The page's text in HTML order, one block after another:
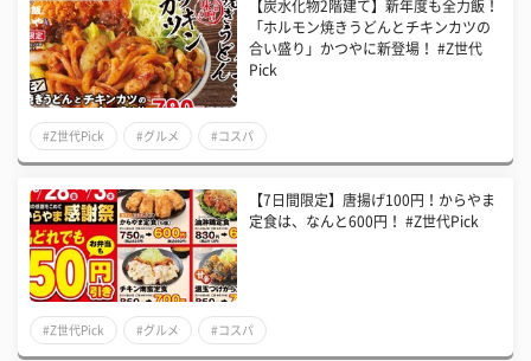
【炭水化物2階建て】新年度も全力飯！
「ホルモン焼きうどんとチキンカツの
合い盛り」かつやに新登場！ #Z世代
Pick
#Z世代Pick #グルメ #コスパ
【7日間限定】唐揚げ100円！からやま
定食は、なんと600円！ #Z世代Pick
#Z世代Pick #グルメ #コスパ